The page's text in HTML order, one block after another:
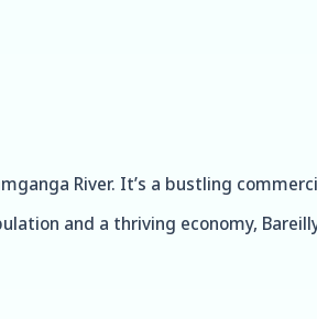
River. It’s a bustling
and a thriving economy,